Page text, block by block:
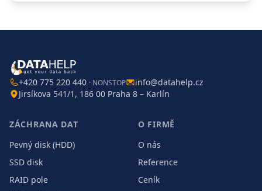
+420 775 220 440 · NONSTOP
info@datahelp.cz
Jirsíkova 541/1, 186 00 Praha 8 – Karlín
ZÁCHRANA DAT
Pevný disk (HDD)
SSD disk
RAID pole
O FIRMĚ
O nás
Reference
Ceník